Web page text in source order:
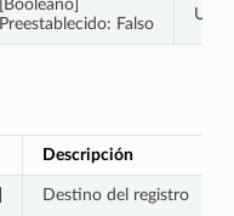
[Booleano]
Preestablecido: Falso
Descripción
Destino del registro